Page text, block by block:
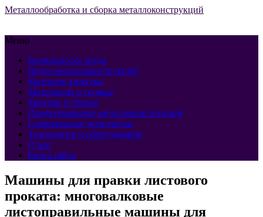
Металлообработка и сборка металлоконструкций
Меню
Безопасность труда
Виды металлоконструкций
Контроль качества
Материалы и сплавы
Монтаж и сборка
Проектирование металлоконструкций
Современные технологии
Технологии и оборудование
О нас
Карта сайта
Машины для правки листового
проката: многовалковые
листоправильные машины для